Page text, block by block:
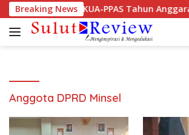
Langsung
ke
konten
Breaking News
Sepakati KUA-PPAS Tahun Anggaran
Anggota DPRD Minsel